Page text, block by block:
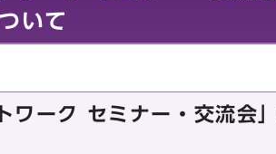
いて
ワーク セミナー・交流会